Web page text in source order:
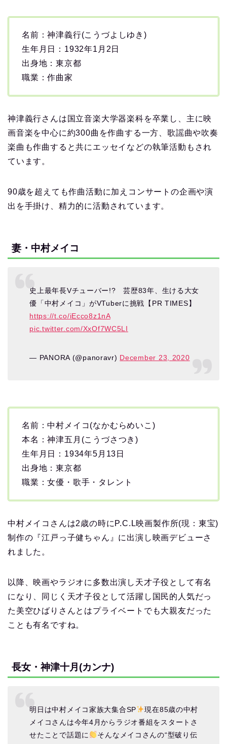
名前：神津義行(こうづよしゆき)
生年月日：1932年1月2日
出身地：東京都
職業：作曲家
神津義行さんは国立音楽大学器楽科を卒業し、主に映
画音楽を中心に約300曲を作曲する一方、歌謡曲や吹奏
楽曲も作曲すると共にエッセイなどの執筆活動もされ
ています。
90歳を超えても作曲活動に加えコンサートの企画や演
出を手掛け、精力的に活動されています。
妻・中村メイコ
史上最年長Vチューバー!? 芸歴83年、生ける大女
優「中村メイコ」がVTuberに挑戦【PR TIMES】
https://t.co/iEcco8z1nA
pic.twitter.com/XxOf7WC5LI
— PANORA (@panoravr) December 23, 2020
名前：中村メイコ(なかむらめいこ)
本名：神津五月(こうづさつき)
生年月日：1934年5月13日
出身地：東京都
職業：女優・歌手・タレント
中村メイコさんは2歳の時にP.C.L映画製作所(現：東宝)
制作の『江戸っ子健ちゃん』に出演し映画デビューさ
れました。
以降、映画やラジオに多数出演し天才子役として有名
になり、同じく天才子役として活躍し国民的人気だっ
た美空ひばりさんとはプライベートでも大親友だった
ことも有名ですね。
長女・神津十月(カンナ)
明日は中村メイコ家族大集合SP
現在85歳の中村
メイコさんは今年4月からラジオ番組をスタートさ
せたことで話題に
そんなメイコさんの“型破り伝